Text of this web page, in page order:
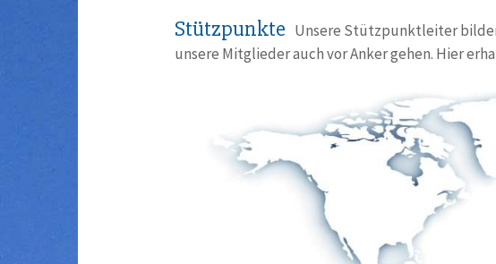
Stützpunkte Unsere Stützpunktleiter
unsere Mitglieder auch vor Anker gehen. Hier